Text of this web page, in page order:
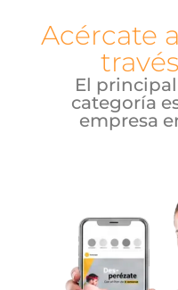
Acércate
El
categoría
empresa